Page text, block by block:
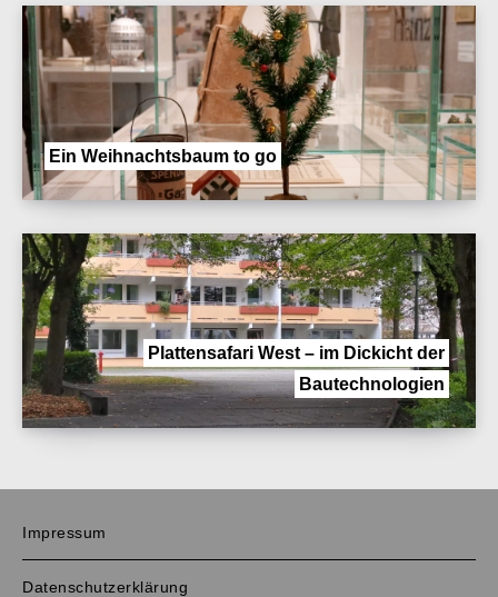
Ein Weihnachtsbaum to go
Plattensafari West – im Dickicht der
Bautechnologien
Impressum
Datenschutzerklärung